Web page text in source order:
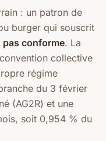
: un patron de
burger qui souscrit
pas conforme. La
collective
régime
du 3 février
(AG2R) et une
soit 0,954 % du